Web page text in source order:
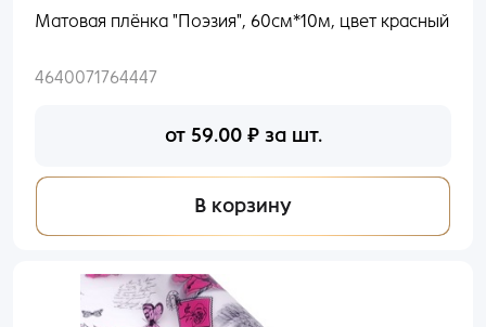
Выгодное предложение
Матовая плёнка "Поэзия", 60см*10м, цвет красный
4640071764447
от 59.00 ₽за шт.
В корзину